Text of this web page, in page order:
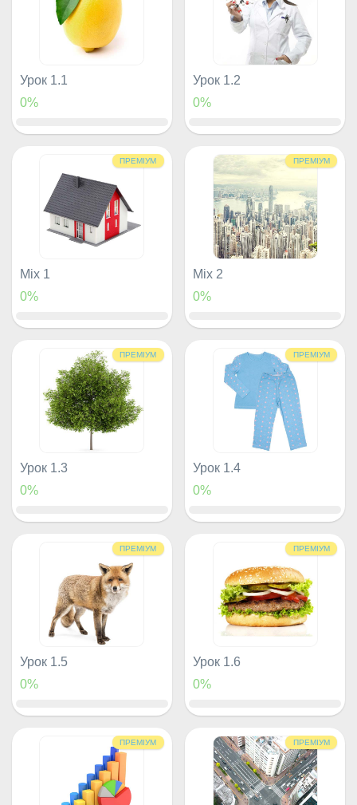
Урок 1.1
0%
Урок 1.2
0%
ПРЕМІУМ
Mix 1
0%
ПРЕМІУМ
Mix 2
0%
ПРЕМІУМ
Урок 1.3
0%
ПРЕМІУМ
Урок 1.4
0%
ПРЕМІУМ
Урок 1.5
0%
ПРЕМІУМ
Урок 1.6
0%
ПРЕМІУМ ПРЕМІУМ